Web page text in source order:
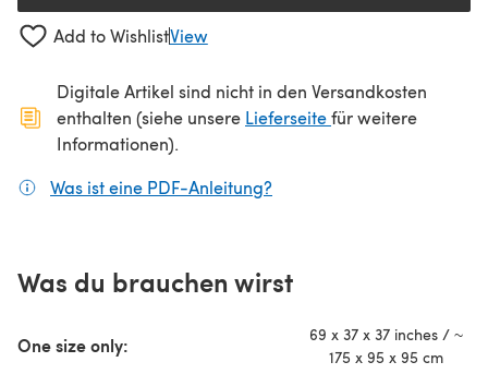
Add to WishlistView
Digitale Artikel sind nicht in den Versandkosten
enthalten (siehe unsere Lieferseite(öffnet sich in
für weitere
Informationen).
Was ist eine PDF-Anleitung?
Was du brauchen wirst
One size only:
69 x 37 x 37 inches / ~
175 x 95 x 95 cm